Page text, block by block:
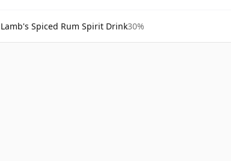
Lamb's Spiced Rum Spirit Drink30%